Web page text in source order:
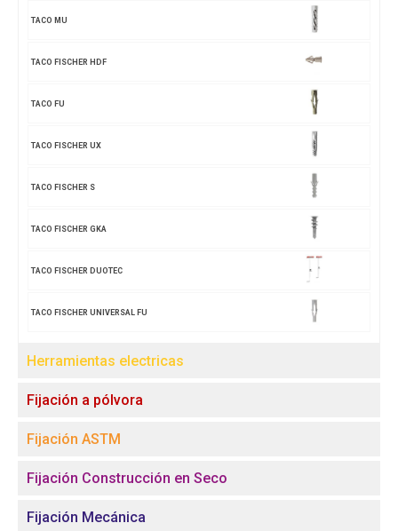
TACO MU
TACO FISCHER HDF
TACO FU
TACO FISCHER UX
TACO FISCHER S
TACO FISCHER GKA
TACO FISCHER DUOTEC
TACO FISCHER UNIVERSAL FU
Herramientas electricas
Fijación a pólvora
Fijación ASTM
Fijación Construcción en Seco
Fijación Mecánica